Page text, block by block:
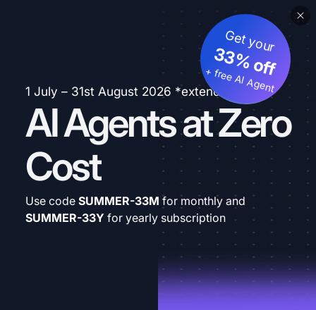
1 July – 31st August 2026 *extended
AI Agents at Zero
Cost
Get your
33% off
+ free AI Agent
Use code SUMMER-33M for monthly and
SUMMER-33Y for yearly subscription